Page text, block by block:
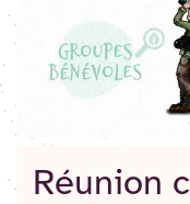
Réunion